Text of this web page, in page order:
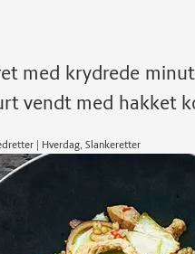
med krydrede
vendt med hakket
| Hverdag, Slankeretter